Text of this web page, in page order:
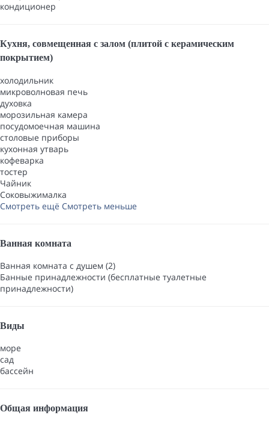
кондиционер
Кухня, совмещенная с залом (плитой с керамическим
покрытием)
холодильник
микроволновая печь
духовка
морозильная камера
посудомоечная машина
столовые приборы
кухонная утварь
кофеварка
тостер
Чайник
Соковыжималка
Смотреть ещё Смотреть меньше
Ванная комната
Ванная комната с душем (2)
Банные принадлежности (бесплатные туалетные
принадлежности)
Виды
море
сад
бассейн
Общая информация